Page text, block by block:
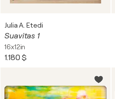
Julia A. Etedi
Suavitas 1
16x12in
1.180 $